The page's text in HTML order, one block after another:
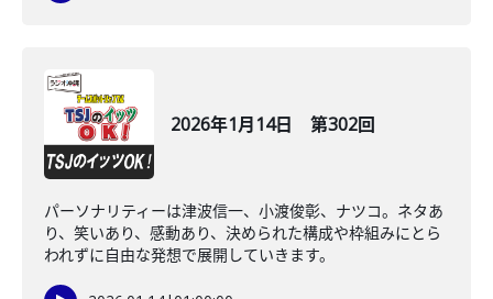
2026年1月14日 第302回
パーソナリティーは津波信一、小渡俊彰、ナツコ。ネタあ
り、笑いあり、感動あり、決められた構成や枠組みにとら
われずに自由な発想で展開していきます。